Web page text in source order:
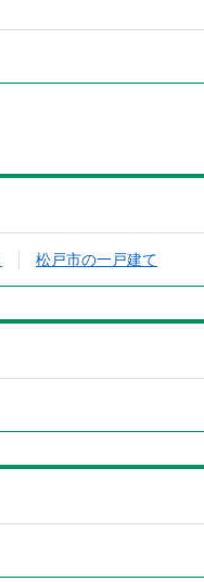
松戸市の一戸建て